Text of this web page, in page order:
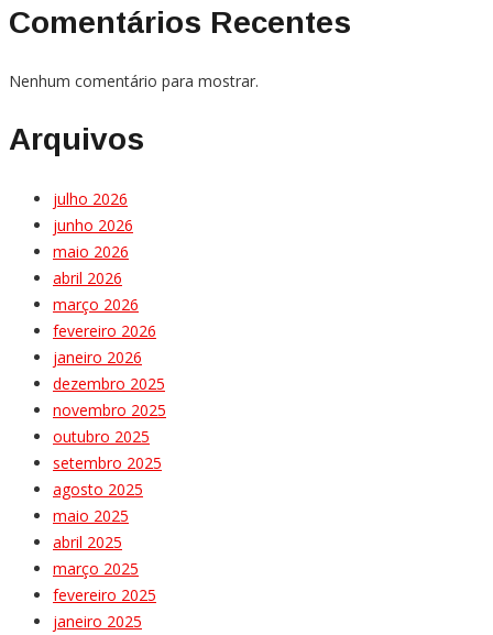
Comentários Recentes
Nenhum comentário para mostrar.
Arquivos
julho 2026
junho 2026
maio 2026
abril 2026
março 2026
fevereiro 2026
janeiro 2026
dezembro 2025
novembro 2025
outubro 2025
setembro 2025
agosto 2025
maio 2025
abril 2025
março 2025
fevereiro 2025
janeiro 2025